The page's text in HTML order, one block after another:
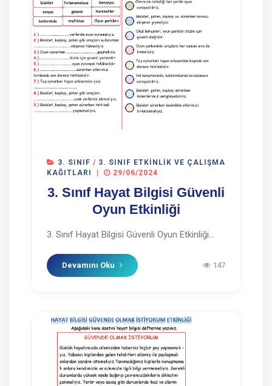
3. SINIF / 3. SINIF ETKINLIK VE ÇALIŞMA
KAĞITLARI
29/06/2024
3. Sınıf Hayat Bilgisi Güvenli
Oyun Etkinliği
3. Sınıf Hayat Bilgisi Güvenli Oyun Etkinliği...
Devamını Oku 147